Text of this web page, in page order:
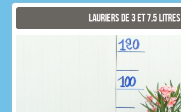
Lauriers de 3 et 7,5 litres